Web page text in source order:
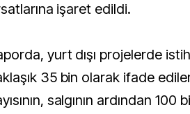
işaret edildi.
yurt dışı projelerde
35 bin olarak ifade
salgının ardından 100